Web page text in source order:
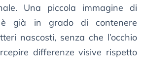
Una piccola immagine di
già in grado di contenere
nascosti, senza che l’occhio
differenze visive rispetto